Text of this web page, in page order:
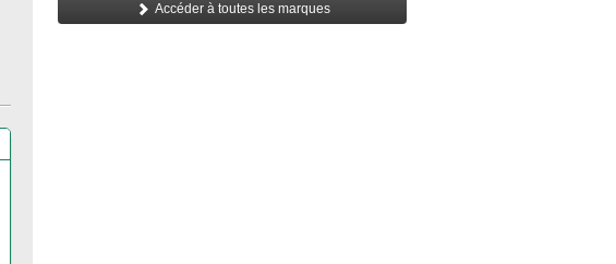
Accéder à toutes les marques